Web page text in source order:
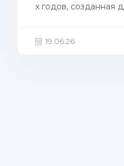
х годов, созданная
19.06.26